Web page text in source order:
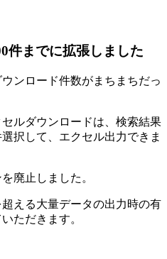
件までに拡張しました
ンロード件数がまちまちだっ
ルダウンロードは、検索結果
択して、エクセル出力できま
廃止しました。
える大量データの出力時の有
ただきます。